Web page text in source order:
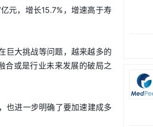
元，增长15.7%，增速高于寿
巨大挑战等问题，越来越多的
合或是行业未来发展的破局之
也进一步明确了要加速建成多